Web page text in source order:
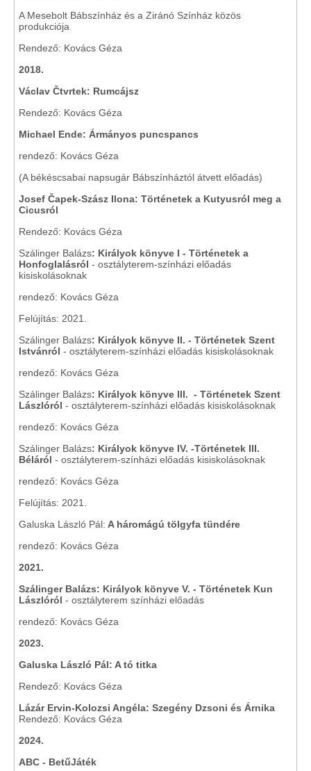
A Mesebolt Bábszínház és a Ziránó Színház közös
produkciója
Rendező: Kovács Géza
2018.
Václav Čtvrtek: Rumcájsz
Rendező: Kovács Géza
Michael Ende: Ármányos puncspancs
rendező: Kovács Géza
(A békéscsabai napsugár Bábszínháztól átvett előadás)
Josef Čapek-Szász Ilona: Történetek a Kutyusról meg a
Cicusról
Rendező: Kovács Géza
Szálinger Balázs: Királyok könyve I - Történetek a
Honfoglalásról - osztályterem-színházi előadás
kisiskolásoknak
rendező: Kovács Géza
Felújítás: 2021.
Szálinger Balázs: Királyok könyve II. - Történetek Szent
Istvánról - osztályterem-színházi előadás kisiskolásoknak
rendező: Kovács Géza
Szálinger Balázs: Királyok könyve III. - Történetek Szent
Lászlóról - osztályterem-színházi előadás kisiskolásoknak
rendező: Kovács Géza
Szálinger Balázs: Királyok könyve IV. -Történetek III.
Béláról - osztályterem-színházi előadás kisiskolásoknak
rendező: Kovács Géza
Felújítás: 2021.
Galuska László Pál: A háromágú tölgyfa tündére
rendező: Kovács Géza
2021.
Szálinger Balázs: Királyok könyve V. - Történetek Kun
Lászlóról - osztályterem színházi előadás
rendező: Kovács Géza
2023.
Galuska László Pál: A tó titka
Rendező: Kovács Géza
Lázár Ervin-Kolozsi Angéla: Szegény Dzsoni és Árnika
Rendező: Kovács Géza
2024.
ABC - BetűJáték